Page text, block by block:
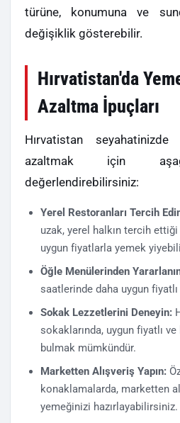
türüne, konumuna ve
değişiklik gösterebilir.
Hırvatistan'da
Azaltma İpuçları
Hırvatistan seyahatinizde
azaltmak için
değerlendirebilirsiniz:
Yerel Restoranları Tercih
uzak, yerel halkın tercih
uygun fiyatlarla yemek
Öğle Menülerinden
saatlerinde daha uygun
Sokak Lezzetlerini Deneyin:
sokaklarında, uygun fiyatlı
bulmak mümkündür.
Marketten Alışveriş Yapın:
konaklamalarda, marketten
yemeğinizi hazırlayabilirsiniz.